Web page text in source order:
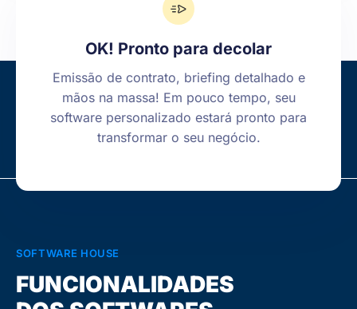
OK! Pronto para decolar
Emissão de contrato, briefing detalhado e
mãos na massa! Em pouco tempo, seu
software personalizado estará pronto para
transformar o seu negócio.
SOFTWARE HOUSE
FUNCIONALIDADES